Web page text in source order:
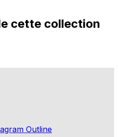
cette collection